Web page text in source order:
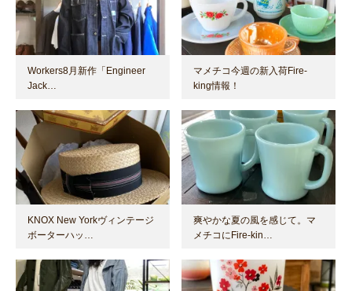
Workers8月新作「Engineer
Jack…
マメチコ今週の新入荷Fire-
king情報！
KNOX New Yorkヴィンテージ
ボーターハッ…
爽やかな夏の風を感じて。マ
メチコにFire-kin…